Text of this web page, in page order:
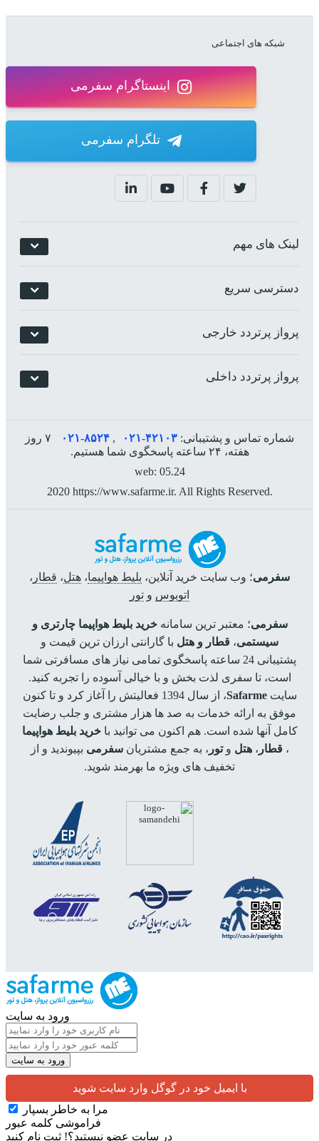
پرواز پرتردد داخلی
پرواز پرتردد خارجی
دسترسی سریع
لینک های مهم
شبکه های اجتماعی
اینستاگرام سفرمی
تلگرام سفرمی
شماره تماس و پشتیبانی: ۰۲۱-۴٢١٠٣ , ۰۲۱-۸۵۲۴
۷ روز
هفته، ۲۴ ساعته پاسخگوی شما هستیم.
web: 05.24
2020 https://www.safarme.ir. All Rights Reserved.
سفرمی؛ وب سایت خرید آنلاین، بلیط هواپیما، هتل، قطار ،
اتوبوس و تور
سفرمی؛ معتبر ترین سامانهخرید بلیط هواپیما چارتری و
سیستمی، قطار و هتل با گارانتی ارزان ترین قیمت و
پشتیبانی 24 ساعته پاسخگوی تمامی نیاز های مسافرتی شما
است، تا سفری لذت بخش و با خیالی آسوده را تجربه کنید.
سایتSafarme
، از سال 1394 فعالیتش را آغاز کرد و تا کنون
موفق به ارائه خدمات به صد ها هزار مشتری و جلب رضایت
کامل آنها شده است. هم اکنون می توانید باخرید بلیط هواپیما
،قطار ،هتل وتور ، به جمع مشتریانسفرمی بپیوندید و از
تخفیف های ویژه ما بهرمند شوید.
ورود به سایت
با ایمیل خود در گوگل وارد سایت شوید
مرا به خاطر بسپار
فراموشی کلمه عبور
در سایت عضو نیستید؟! ثبت نام کنید